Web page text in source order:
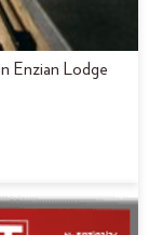
Enzian Lodge